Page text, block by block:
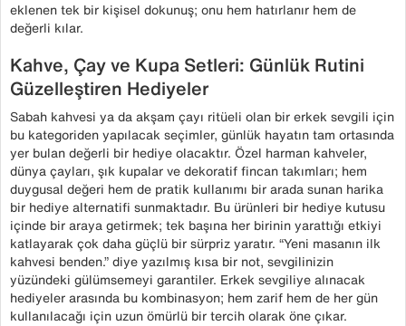
eklenen tek bir kişisel dokunuş; onu hem hatırlanır hem de
değerli kılar.
Kahve, Çay ve Kupa Setleri: Günlük Rutini
Güzelleştiren Hediyeler
Sabah kahvesi ya da akşam çayı ritüeli olan bir erkek sevgili için
bu kategoriden yapılacak seçimler, günlük hayatın tam ortasında
yer bulan değerli bir hediye olacaktır. Özel harman kahveler,
dünya çayları, şık kupalar ve dekoratif fincan takımları; hem
duygusal değeri hem de pratik kullanımı bir arada sunan harika
bir hediye alternatifi sunmaktadır. Bu ürünleri bir hediye kutusu
içinde bir araya getirmek; tek başına her birinin yarattığı etkiyi
katlayarak çok daha güçlü bir sürpriz yaratır. “Yeni masanın ilk
kahvesi benden.” diye yazılmış kısa bir not, sevgilinizin
yüzündeki gülümsemeyi garantiler. Erkek sevgiliye alınacak
hediyeler arasında bu kombinasyon; hem zarif hem de her gün
kullanılacağı için uzun ömürlü bir tercih olarak öne çıkar.